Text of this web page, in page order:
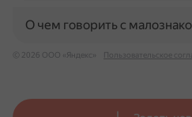
О чем говорить с
© 2026 ООО «Яндекс» Пользовательское